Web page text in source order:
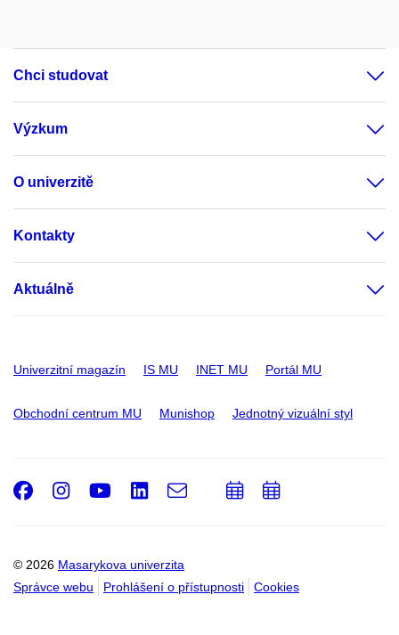
Chci studovat
Výzkum
O univerzitě
Kontakty
Aktuálně
Univerzitní magazín IS MU INET MU Portál MU
Obchodní centrum MU Munishop Jednotný vizuální styl
© 2026 Masarykova univerzita
Správce webu
Prohlášení o přístupnosti Cookies
Facebook
Instagram
Youtube
LinkedIn
e-
Email
PřidatPřidat